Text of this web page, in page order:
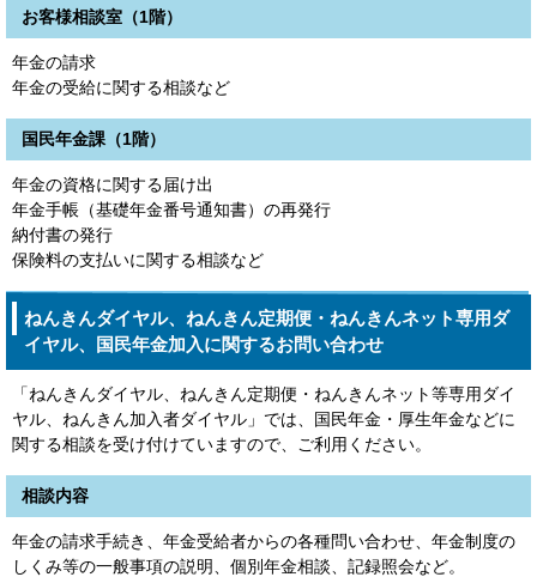
お客様相談室（1階）
年金の請求
年金の受給に関する相談など
国民年金課（1階）
年金の資格に関する届け出
年金手帳（基礎年金番号通知書）の再発行
納付書の発行
保険料の支払いに関する相談など
ねんきんダイヤル、ねんきん定期便・ねんきんネット専用ダ
イヤル、国民年金加入に関するお問い合わせ
「ねんきんダイヤル、ねんきん定期便・ねんきんネット等専用ダイ
ヤル、ねんきん加入者ダイヤル」では、国民年金・厚生年金などに
関する相談を受け付けていますので、ご利用ください。
相談内容
年金の請求手続き、年金受給者からの各種問い合わせ、年金制度の
しくみ等の一般事項の説明、個別年金相談、記録照会など。